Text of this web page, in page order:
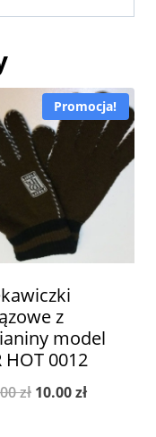
Promocja!
z
model
HOT 0012
zł Pierwotna
10.00złAktualna